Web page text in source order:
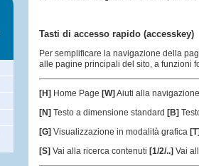
Tasti di accesso rapido (accesskey)
Per semplificare la navigazione della
alle pagine principali del sito, a funzioni
[H] Home Page [W] Aiuti alla navigazione
[N] Testo a dimensione standard [B]
[G] Visualizzazione in modalità grafica [T]
[S] Vai alla ricerca contenuti [1/2/..] Vai